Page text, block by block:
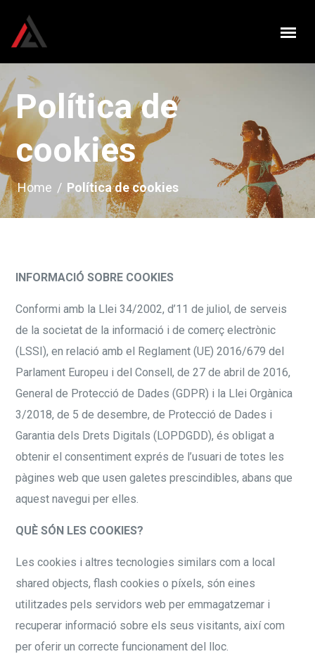
Política de
cookies
Home / Política de cookies
INFORMACIÓ SOBRE COOKIES
Conformi amb la Llei 34/2002, d’11 de juliol, de serveis
de la societat de la informació i de comerç electrònic
(LSSI), en relació amb el Reglament (UE) 2016/679 del
Parlament Europeu i del Consell, de 27 de abril de 2016,
General de Protecció de Dades (GDPR) i la Llei Orgànica
3/2018, de 5 de desembre, de Protecció de Dades i
Garantia dels Drets Digitals (LOPDGDD), és obligat a
obtenir el consentiment exprés de l’usuari de totes les
pàgines web que usen galetes prescindibles, abans que
aquest navegui per elles.
QUÈ SÓN LES COOKIES?
Les cookies i altres tecnologies similars com a local
shared objects, flash cookies o píxels, són eines
utilitzades pels servidors web per emmagatzemar i
recuperar informació sobre els seus visitants, així com
per oferir un correcte funcionament del lloc.